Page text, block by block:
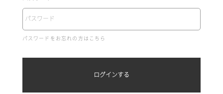
パスワードをお忘れの方はこちら